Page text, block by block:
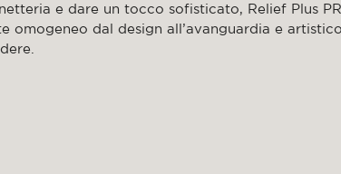
e dare un tocco sofisticato, Relief Plus
omogeneo dal design all’avanguardia e